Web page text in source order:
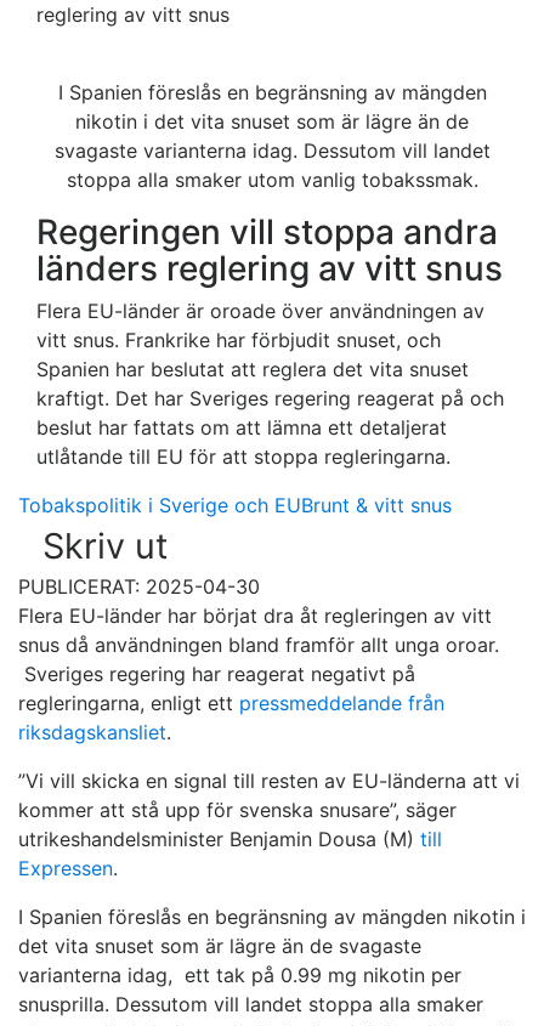
reglering av vitt snus
I Spanien föreslås en begränsning av mängden
nikotin i det vita snuset som är lägre än de
svagaste varianterna idag. Dessutom vill landet
stoppa alla smaker utom vanlig tobakssmak.
Regeringen vill stoppa andra
länders reglering av vitt snus
Flera EU-länder är oroade över användningen av
vitt snus. Frankrike har förbjudit snuset, och
Spanien har beslutat att reglera det vita snuset
kraftigt. Det har Sveriges regering reagerat på och
beslut har fattats om att lämna ett detaljerat
utlåtande till EU för att stoppa regleringarna.
Tobakspolitik i Sverige och EUBrunt & vitt snus
Skriv ut
PUBLICERAT: 2025-04-30
Flera EU-länder har börjat dra åt regleringen av vitt
snus då användningen bland framför allt unga oroar.
Sveriges regering har reagerat negativt på
regleringarna, enligt ett pressmeddelande från
riksdagskansliet.
”Vi vill skicka en signal till resten av EU-länderna att vi
kommer att stå upp för svenska snusare”, säger
utrikeshandelsminister Benjamin Dousa (M) till
Expressen.
I Spanien föreslås en begränsning av mängden nikotin i
det vita snuset som är lägre än de svagaste
varianterna idag, ett tak på 0.99 mg nikotin per
snusprilla. Dessutom vill landet stoppa alla smaker